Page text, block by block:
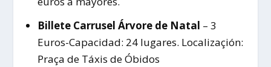
Billete Carrusel Árvore de Natal – 3
Euros-Capacidad: 24 lugares. Localizaçión:
Praça de Táxis de Óbidos